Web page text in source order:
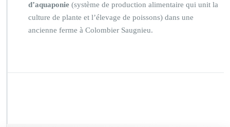
d’aquaponie (système de production alimentaire qui unit la
culture de plante et l’élevage de poissons) dans une
ancienne ferme à Colombier Saugnieu.